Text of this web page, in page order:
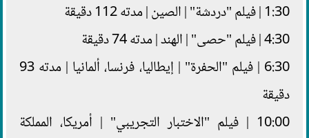
1:30 | فيلم "دردشة" | الصين | مدته 112 دقيقة
4:30 | فيلم "حصى" | الهند | مدته 74 دقيقة
6:30 | فيلم "الحفرة" | إيطاليا، فرنسا، ألمانيا | مدته 93
دقيقة
10:00 | فيلم "الاختبار التجريبي" | أمريكا، المملكة